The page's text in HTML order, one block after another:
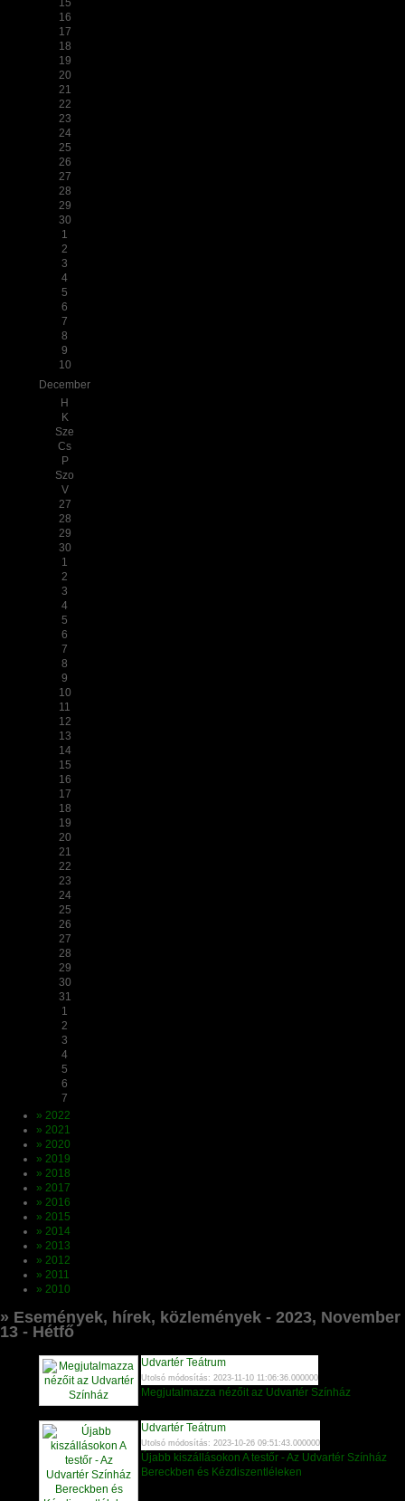
15
16
17
18
19
20
21
22
23
24
25
26
27
28
29
30
1
2
3
4
5
6
7
8
9
10
December
H
K
Sze
Cs
P
Szo
V
27
28
29
30
1
2
3
4
5
6
7
8
9
10
11
12
13
14
15
16
17
18
19
20
21
22
23
24
25
26
27
28
29
30
31
1
2
3
4
5
6
7
» 2022
» 2021
» 2020
» 2019
» 2018
» 2017
» 2016
» 2015
» 2014
» 2013
» 2012
» 2011
» 2010
» Események, hírek, közlemények - 2023, November
13 - Hétfő
Udvartér Teátrum
Utolsó módosítás: 2023-11-10 11:06:36.000000
Megjutalmazza nézőit az Udvartér Színház
Udvartér Teátrum
Utolsó módosítás: 2023-10-26 09:51:43.000000
Újabb kiszállásokon A testőr - Az Udvartér Színház
Bereckben és Kézdiszentléleken